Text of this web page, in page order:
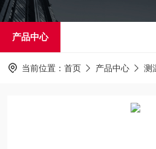
产品中心
当前位置： 首页 产品中心 测